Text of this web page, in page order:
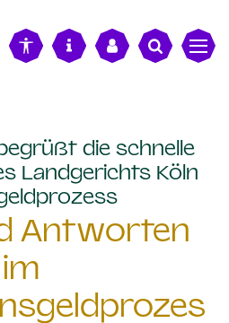
die schnelle
Landgerichts Köln
:
Antworten